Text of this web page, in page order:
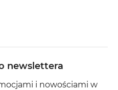
newslettera
i nowościami w